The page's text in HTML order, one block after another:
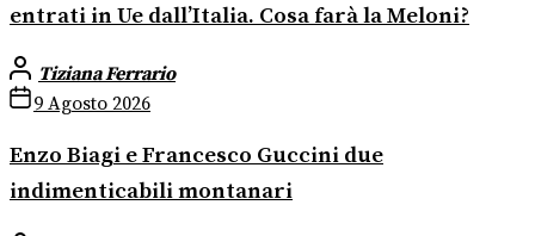
entrati in Ue dall’Italia. Cosa farà la Meloni?
Tiziana Ferrario
9 Agosto 2026
Enzo Biagi e Francesco Guccini due
indimenticabili montanari